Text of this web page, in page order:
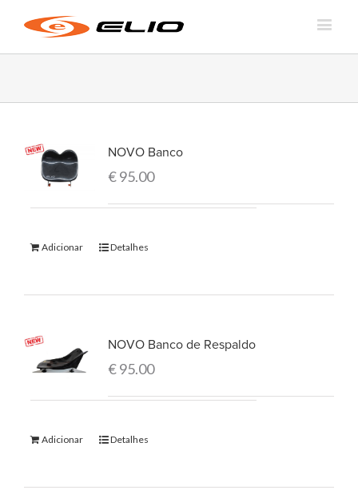
NOVO Banco
€95.00
Adicionar Detalhes
NOVO Banco de Respaldo
€95.00
Adicionar Detalhes